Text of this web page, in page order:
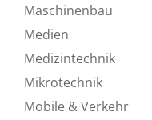
Maschinenbau
Medien
Medizintechnik
Mikrotechnik
Mobile & Verkehr